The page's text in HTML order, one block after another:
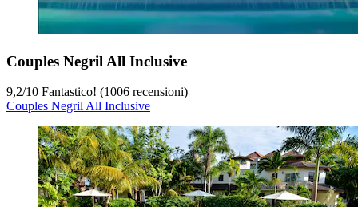
Couples Negril All Inclusive
9,2/10 Fantastico! (1006 recensioni)
Couples Negril All Inclusive